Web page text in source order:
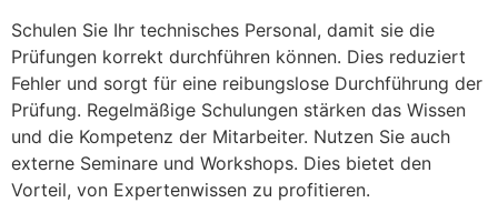
Schulen Sie Ihr technisches Personal, damit sie die
Prüfungen korrekt durchführen können. Dies reduziert
Fehler und sorgt für eine reibungslose Durchführung der
Prüfung. Regelmäßige Schulungen stärken das Wissen
und die Kompetenz der Mitarbeiter. Nutzen Sie auch
externe Seminare und Workshops. Dies bietet den
Vorteil, von Expertenwissen zu profitieren.